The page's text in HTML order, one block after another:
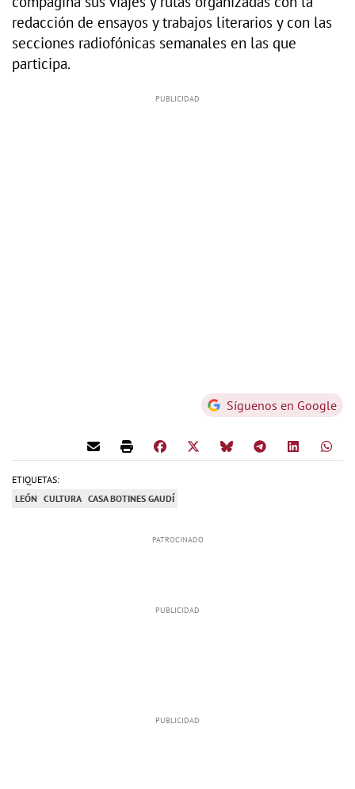
redacción de ensayos y trabajos literarios y con las
secciones radiofónicas semanales en las que
participa.
Síguenos en Google
ETIQUETAS:
LEÓN CULTURA CASA BOTINES GAUDÍ